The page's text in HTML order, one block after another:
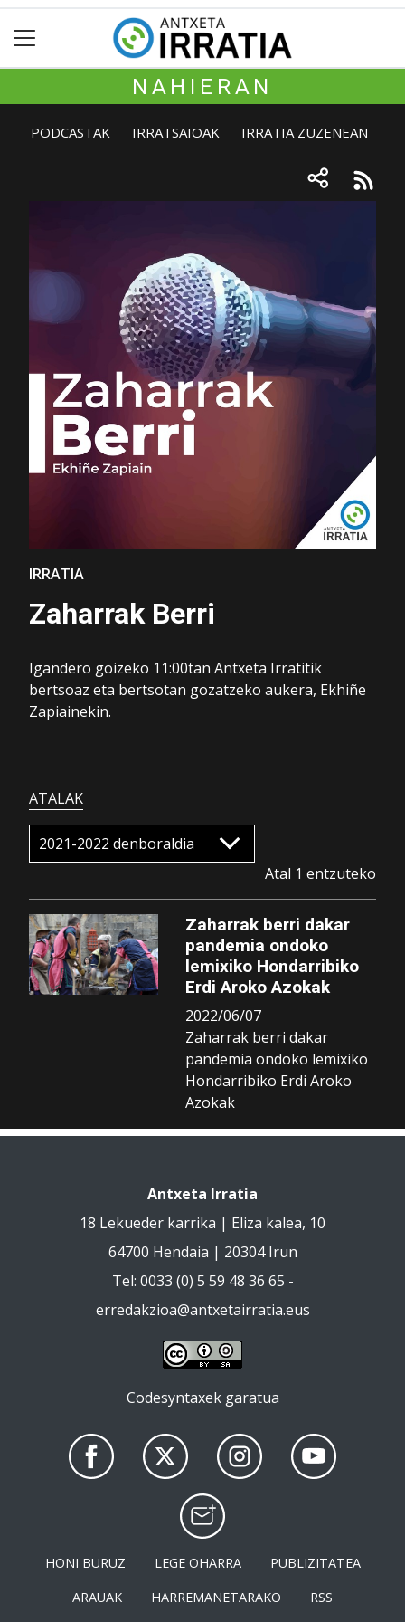
NAHIERAN
PODCASTAK IRRATSAIOAK IRRATIA ZUZENEAN
IRRATIA
Zaharrak Berri
Igandero goizeko 11:00tan Antxeta Irratitik
bertsoaz eta bertsotan gozatzeko aukera, Ekhiñe
Zapiainekin.
ATALAK
Atal 1 entzuteko
Zaharrak berri dakar
pandemia ondoko
lemixiko Hondarribiko
Erdi Aroko Azokak
2022/06/07
Zaharrak berri dakar
pandemia ondoko lemixiko
Hondarribiko Erdi Aroko
Azokak
Antxeta Irratia
18 Lekueder karrika | Eliza kalea, 10
64700 Hendaia | 20304 Irun
Tel: 0033 (0) 5 59 48 36 65 -
erredakzioa@antxetairratia.eus
Codesyntaxek garatua
HONI BURUZ LEGE OHARRA
PUBLIZITATEA
ARAUAK
HARREMANETARAKO RSS